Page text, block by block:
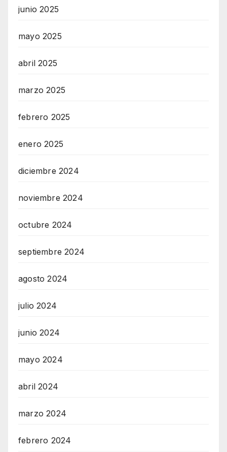
junio 2025
mayo 2025
abril 2025
marzo 2025
febrero 2025
enero 2025
diciembre 2024
noviembre 2024
octubre 2024
septiembre 2024
agosto 2024
julio 2024
junio 2024
mayo 2024
abril 2024
marzo 2024
febrero 2024